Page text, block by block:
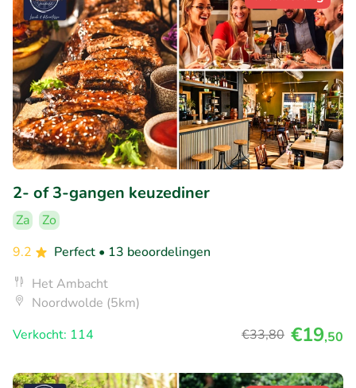
2- of 3-gangen keuzediner
Za
Zo
9.2
Perfect • 13 beoordelingen
Het Ambacht
Noordwolde (5km)
Verkocht: 114
€33,80 €19,50